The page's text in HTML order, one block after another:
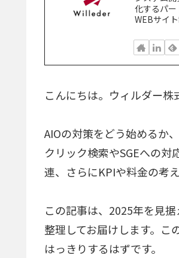
化するパー
WEBサイ
こんにちは。ウィルダー株
AIOの対策をどう始めるか
クリック検索やSGEへの
連、さらにKPIや料金の考
この記事は、2025年を見
整理してお届けします。こ
はっきりするはずです。